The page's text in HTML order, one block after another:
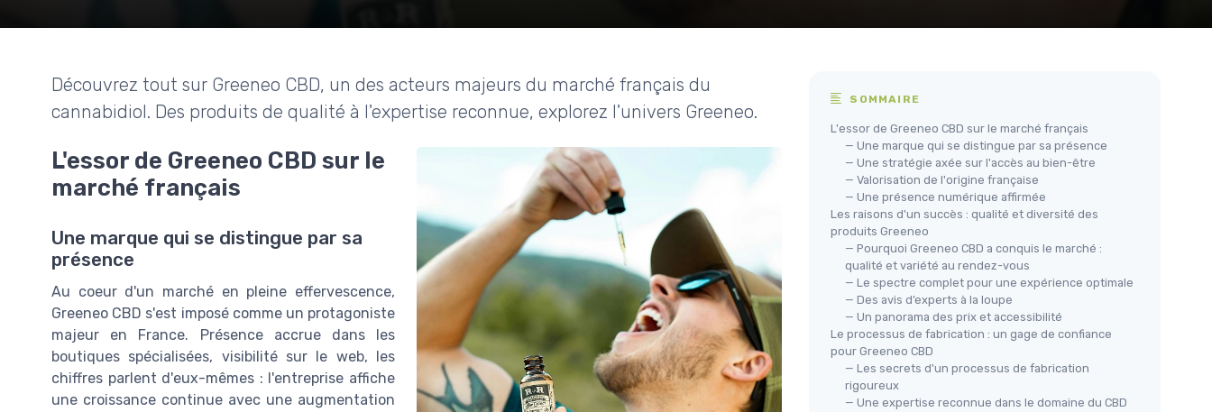
Découvrez tout sur Greeneo CBD, un des acteurs majeurs du marché français du
cannabidiol. Des produits de qualité à l'expertise reconnue, explorez l'univers Greeneo.
L'essor de Greeneo CBD sur le
marché français
Une marque qui se distingue par sa
présence
Au coeur d'un marché en pleine effervescence,
Greeneo CBD s'est imposé comme un protagoniste
majeur en France. Présence accrue dans les
boutiques spécialisées, visibilité sur le web, les
chiffres parlent d'eux-mêmes : l'entreprise affiche
une croissance continue avec une augmentation
SOMMAIRE
L'essor de Greeneo CBD sur le marché français
— Une marque qui se distingue par sa présence
— Une stratégie axée sur l'accès au bien-être
— Valorisation de l'origine française
— Une présence numérique affirmée
Les raisons d'un succès : qualité et diversité des
produits Greeneo
— Pourquoi Greeneo CBD a conquis le marché :
qualité et variété au rendez-vous
— Le spectre complet pour une expérience optimale
— Des avis d’experts à la loupe
— Un panorama des prix et accessibilité
Le processus de fabrication : un gage de confiance
pour Greeneo CBD
— Les secrets d'un processus de fabrication
rigoureux
— Une expertise reconnue dans le domaine du CBD